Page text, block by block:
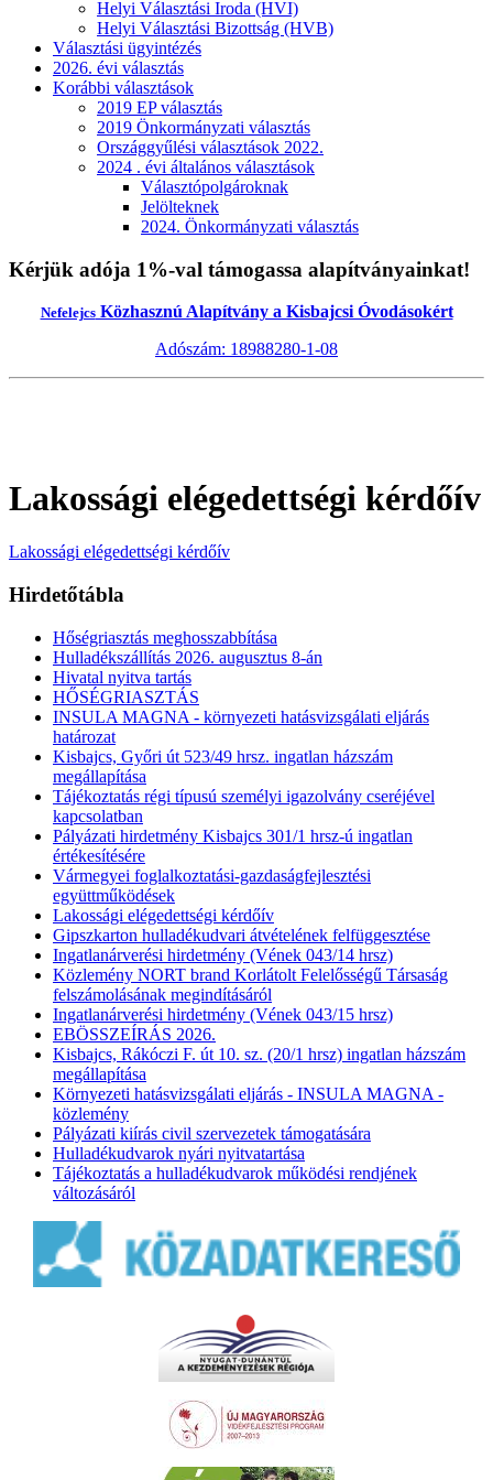
Helyi Választási Iroda (HVI)
Helyi Választási Bizottság (HVB)
Választási ügyintézés
2026. évi választás
Korábbi választások
2019 EP választás
2019 Önkormányzati választás
Országgyűlési választások 2022.
2024 . évi általános választások
Választópolgároknak
Jelölteknek
2024. Önkormányzati választás
Kérjük adója 1%-val támogassa alapítványainkat!
NefelejcsKözhasznú Alapítvány a Kisbajcsi Óvodásokért
Adószám: 18988280-1-08
Lakossági elégedettségi kérdőív
Lakossági elégedettségi kérdőív
Hirdetőtábla
Hőségriasztás meghosszabbítása
Hulladékszállítás 2026. augusztus 8-án
Hivatal nyitva tartás
HŐSÉGRIASZTÁS
INSULA MAGNA - környezeti hatásvizsgálati eljárás
határozat
Kisbajcs, Győri út 523/49 hrsz. ingatlan házszám
megállapítása
Tájékoztatás régi típusú személyi igazolvány cseréjével
kapcsolatban
Pályázati hirdetmény Kisbajcs 301/1 hrsz-ú ingatlan
értékesítésére
Vármegyei foglalkoztatási-gazdaságfejlesztési
együttműködések
Lakossági elégedettségi kérdőív
Gipszkarton hulladékudvari átvételének felfüggesztése
Ingatlanárverési hirdetmény (Vének 043/14 hrsz)
Közlemény NORT brand Korlátolt Felelősségű Társaság
felszámolásának megindításáról
Ingatlanárverési hirdetmény (Vének 043/15 hrsz)
EBÖSSZEÍRÁS 2026.
Kisbajcs, Rákóczi F. út 10. sz. (20/1 hrsz) ingatlan házszám
megállapítása
Környezeti hatásvizsgálati eljárás - INSULA MAGNA -
közlemény
Pályázati kiírás civil szervezetek támogatására
Hulladékudvarok nyári nyitvatartása
Tájékoztatás a hulladékudvarok működési rendjének
változásáról